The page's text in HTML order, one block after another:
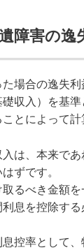
遺障害の
場合の逸失
収入）を基
とによって計
は、本来で
ずです。
るべき金額
息を控除する
控率として